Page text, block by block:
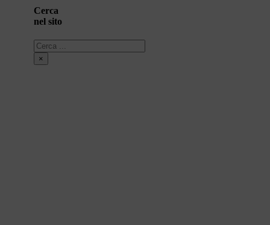
Cerca
nel sito
Cerca
×